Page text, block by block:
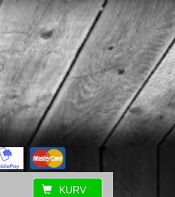
KURV